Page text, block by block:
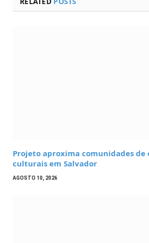
Projeto aproxima comunidades de
culturais em Salvador
AGOSTO 10, 2026